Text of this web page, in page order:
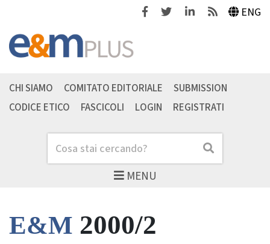
FacebookTwitterLinkedinFeeds ENG
MENU
Cerca Cerca
CHI SIAMO COMITATO EDITORIALE
SUBMISSION
CODICE ETICO
FASCICOLI LOGIN REGISTRATI
E&M 2000/2